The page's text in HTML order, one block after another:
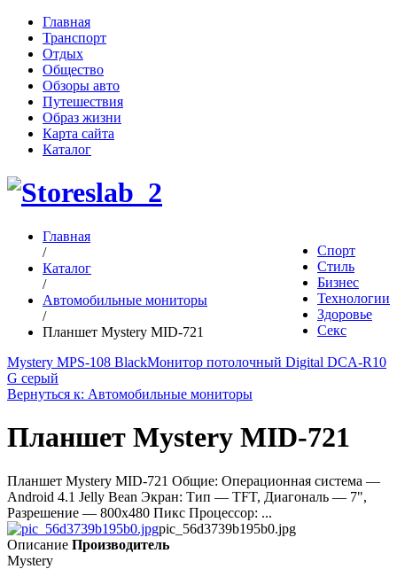
Главная
Транспорт
Отдых
Общество
Обзоры авто
Путешествия
Образ жизни
Карта сайта
Каталог
Спорт
Стиль
Бизнес
Технологии
Здоровье
Секс
Главная
/
Каталог
/
Автомобильные мониторы
/
Планшет Mystery MID-721
Mystery MPS-108 BlackМонитор потолочный Digital DCA-R10
G серый
Вернуться к: Автомобильные мониторы
Планшет Mystery MID-721
Планшет Mystery MID-721 Общие: Операционная система —
Android 4.1 Jelly Bean Экран: Тип — TFT, Диагональ — 7",
Разрешение — 800x480 Пикс Процессор: ...
pic_56d3739b195b0.jpg
Описание Производитель
Mystery